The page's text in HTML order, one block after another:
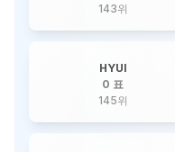
143위
HYUI
0 표
145위